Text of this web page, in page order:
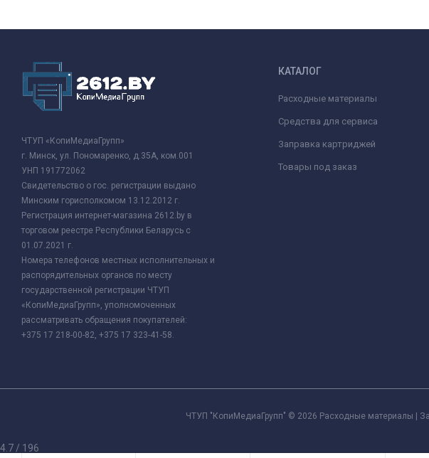
ЧТУП «КопиМедиаГрупп»
г. Минск, ул. Пономаренко, д.35А, ком.001
УНП 191772062
Свидетельство о гос. регистрации выдано
Минским горисполкомом 13.12.2012 г.
Регистрация интернет-магазина 2612.by в
торговом реестре Республики Беларусь с
01.07.2021 г.
Номера телефонов местных исполнительных и
распорядительных органов по месту
государственной регистрации ЧТУП
«КопиМедиаГрупп», уполномоченных
рассматривать обращения покупателей:
+375 17 218-00-82, +375 17 323-41-58.
КАТАЛОГ
Расходные материалы
Средства для сервиса
Заправка картриджей
Товары под заказ
ЧТУП "КопиМедиаГрупп" © 2026 Расходные материалы |
4.7 / 196